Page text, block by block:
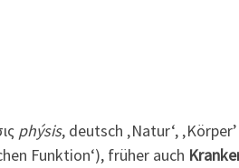
phýsis, deutsch ‚Natur‘,
Funktion‘), früher auch